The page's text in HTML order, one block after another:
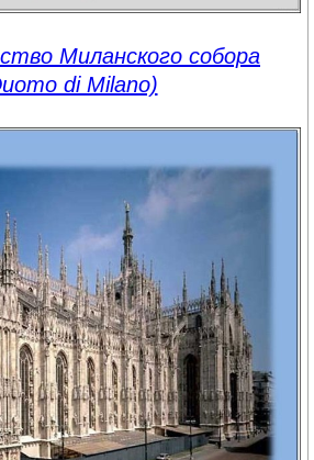
Миланского собора
di Milano)